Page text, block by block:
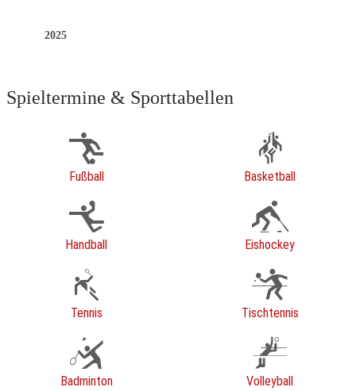
2025
Spieltermine & Sporttabellen
Fußball Basketball
Handball Eishockey
Tennis Tischtennis
Badminton Volleyball